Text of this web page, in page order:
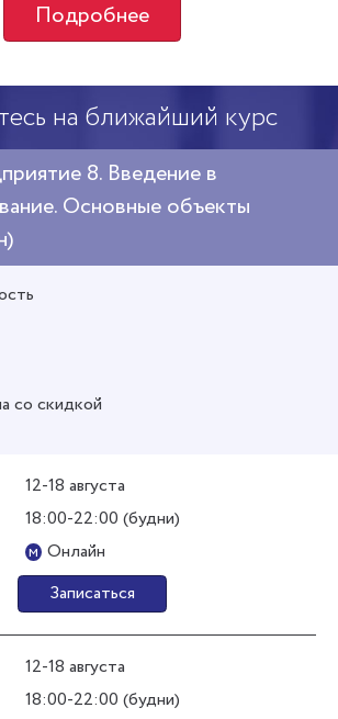
Подробнее
на ближайший курс
8. Введение в
Основные объекты
со скидкой
12-18 августа
18:00-22:00 (будни)
м Онлайн
Записаться
12-18 августа
18:00-22:00 (будни)